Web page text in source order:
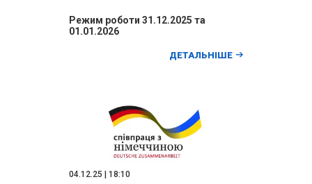
Режим роботи 31.12.2025 та
01.01.2026
ДЕТАЛЬНІШЕ
04.12.25 | 18:10